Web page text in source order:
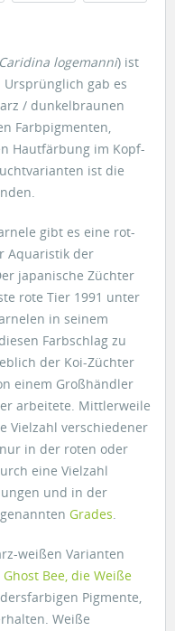
Caridina logemanni) ist
gab es
/ dunkelbraunen
Farbpigmenten,
Hautfärbung im Kopf-
ist die
gibt es eine rot-
Aquaristik der
japanische Züchter
rote Tier 1991 unter
in seinem
Farbschlag zu
der Koi-Züchter
einem Großhändler
arbeitete. Mittlerweile
Vielzahl verschiedener
in der roten oder
eine Vielzahl
und in der
Grades
weißen Varianten
Ghost Bee, die Weiße
Pigmente,
Weiße